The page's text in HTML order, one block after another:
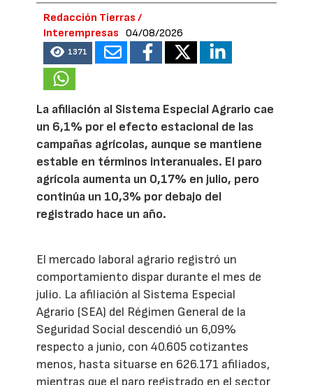
Redacción Tierras /
Interempresas
04/08/2026
1371
La afiliación al Sistema Especial Agrario cae
un 6,1% por el efecto estacional de las
campañas agrícolas, aunque se mantiene
estable en términos interanuales. El paro
agrícola aumenta un 0,17% en julio, pero
continúa un 10,3% por debajo del
registrado hace un año.
El mercado laboral agrario registró un
comportamiento dispar durante el mes de
julio. La afiliación al Sistema Especial
Agrario (SEA) del Régimen General de la
Seguridad Social descendió un 6,09%
respecto a junio, con 40.605 cotizantes
menos, hasta situarse en 626.171 afiliados,
mientras que el paro registrado en el sector